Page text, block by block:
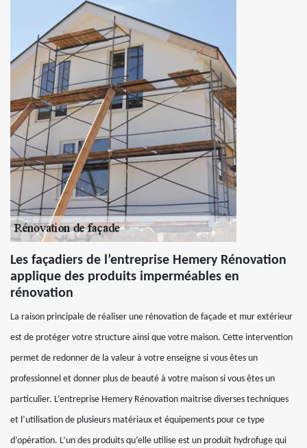
Les façadiers de l’entreprise Hemery Rénovation
applique des produits imperméables en
rénovation
La raison principale de réaliser une rénovation de façade et mur extérieur
est de protéger votre structure ainsi que votre maison. Cette intervention
permet de redonner de la valeur à votre enseigne si vous êtes un
professionnel et donner plus de beauté à votre maison si vous êtes un
particulier. L’entreprise Hemery Rénovation maitrise diverses techniques
et l’utilisation de plusieurs matériaux et équipements pour ce type
d’opération. L’un des produits qu’elle utilise est un produit hydrofuge qui